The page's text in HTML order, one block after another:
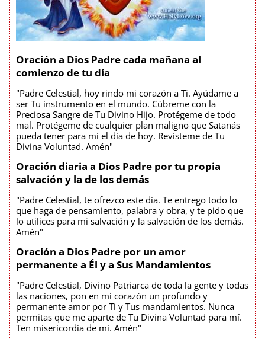
Oración a Dios Padre cada mañana al
comienzo de tu día
"Padre Celestial, hoy rindo mi corazón a Ti. Ayúdame a
ser Tu instrumento en el mundo. Cúbreme con la
Preciosa Sangre de Tu Divino Hijo. Protégeme de todo
mal. Protégeme de cualquier plan maligno que Satanás
pueda tener para mí el día de hoy. Revísteme de Tu
Divina Voluntad. Amén"
Oración diaria a Dios Padre por tu propia
salvación y la de los demás
"Padre Celestial, te ofrezco este día. Te entrego todo lo
que haga de pensamiento, palabra y obra, y te pido que
lo utilices para mi salvación y la salvación de los demás.
Amén"
Oración a Dios Padre por un amor
permanente a Él y a Sus Mandamientos
"Padre Celestial, Divino Patriarca de toda la gente y todas
las naciones, pon en mi corazón un profundo y
permanente amor por Ti y Tus mandamientos. Nunca
permitas que me aparte de Tu Divina Voluntad para mí.
Ten misericordia de mí. Amén"